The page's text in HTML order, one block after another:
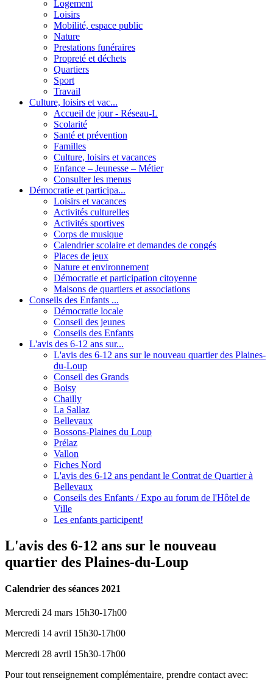
Logement
Loisirs
Mobilité, espace public
Nature
Prestations funéraires
Propreté et déchets
Quartiers
Sport
Travail
Culture, loisirs et vac...
Accueil de jour - Réseau-L
Scolarité
Santé et prévention
Familles
Culture, loisirs et vacances
Enfance – Jeunesse – Métier
Consulter les menus
Démocratie et participa...
Loisirs et vacances
Activités culturelles
Activités sportives
Corps de musique
Calendrier scolaire et demandes de congés
Places de jeux
Nature et environnement
Démocratie et participation citoyenne
Maisons de quartiers et associations
Conseils des Enfants ...
Démocratie locale
Conseil des jeunes
Conseils des Enfants
L'avis des 6-12 ans sur...
L'avis des 6-12 ans sur le nouveau quartier des Plaines-
du-Loup
Conseil des Grands
Boisy
Chailly
La Sallaz
Bellevaux
Bossons-Plaines du Loup
Prélaz
Vallon
Fiches Nord
L'avis des 6-12 ans pendant le Contrat de Quartier à
Bellevaux
Conseils des Enfants / Expo au forum de l'Hôtel de
Ville
Les enfants participent!
L'avis des 6-12 ans sur le nouveau
quartier des Plaines-du-Loup
Calendrier des séances 2021
Mercredi 24 mars 15h30-17h00
Mercredi 14 avril 15h30-17h00
Mercredi 28 avril 15h30-17h00
Pour tout renseignement complémentaire, prendre contact avec: